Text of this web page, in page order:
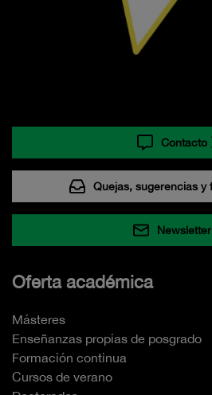
Contacto
Quejas, sugerencias y
Newsletter
Oferta académica
Másteres
Enseñanzas propias de posgrado
Formación continua
Cursos de verano